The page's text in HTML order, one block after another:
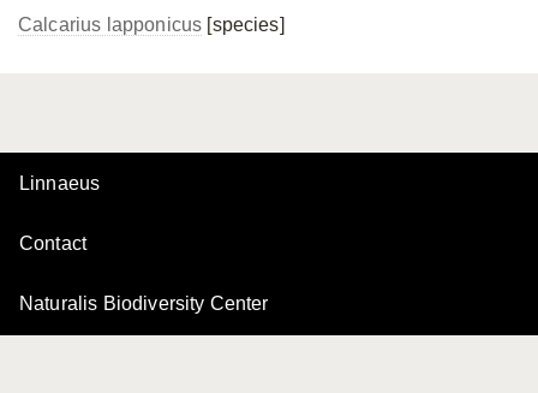
Calcarius lapponicus [species]
Linnaeus
Contact
Naturalis Biodiversity Center